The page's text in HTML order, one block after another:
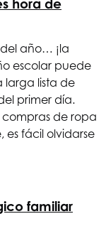
hora de
año… ¡la
escolar puede
larga lista de
primer día.
de ropa
es fácil olvidarse
familiar